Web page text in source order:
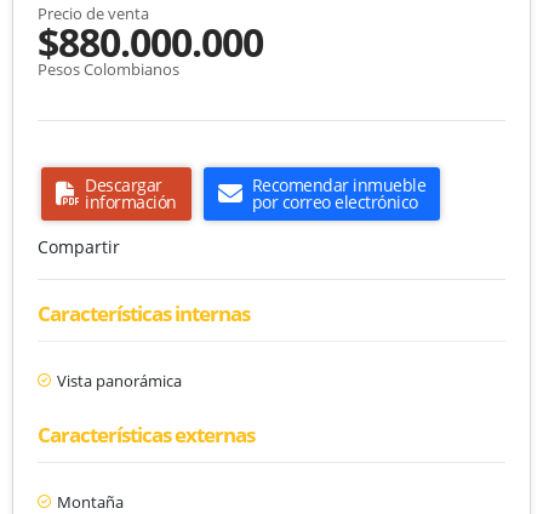
Precio de venta
$880.000.000
Pesos Colombianos
Descargar
información
Recomendar inmueble
por correo electrónico
Compartir
Características internas
Vista panorámica
Características externas
Montaña